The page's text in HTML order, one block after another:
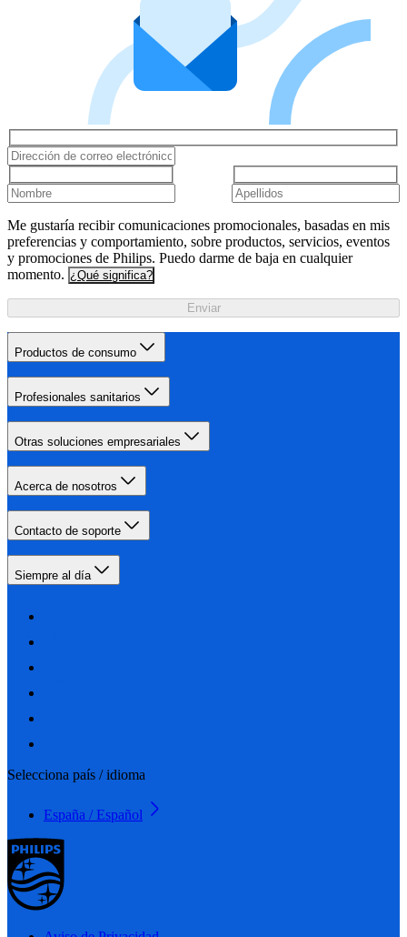
Me gustaría recibir comunicaciones promocionales, basadas en mis
preferencias y comportamiento, sobre productos, servicios, eventos
y promociones de Philips. Puedo darme de baja en cualquier
momento. ¿Qué significa?
Enviar
Productos de consumo
Profesionales sanitarios
Otras soluciones empresariales
Acerca de nosotros
Contacto de soporte
Siempre al día
Selecciona país / idioma
España / Español